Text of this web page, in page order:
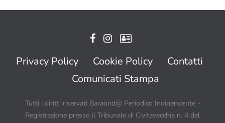
Privacy Policy Cookie Policy
Contatti
Comunicati Stampa
Tutti i diritti riservati Baraond@ Periodico Indipendente -
Registrazione presso il Tribunale di Civitavecchia n. 4 del